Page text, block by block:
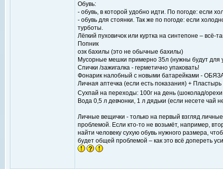
Обувь:
- обувь, в которой удобно идти. По погоде: если
- обувь для стоянки. Так же по погоде: если
турботы.
Лёгкий пуховичок или куртка на синтепоне – всё-
Попник
озк бахилы (это не обычные бахилы)
Мусорные мешки примерно 35л (нужны будут для
Спички /зажигалка - герметично упаковать!
Фонарик налобный с новыми батарейками -
Личная аптечка (если есть показания) +
Сухпай на переходы: 100г на день (шоколад/
Вода 0,5 л девчонки, 1 л дядьки (если несете чай
Личные вещички - только на первый взгляд
проблемой. Если кто-то не возьмёт, например,
найти человеку сухую обувь нужного размера,
будет общей проблемой – как это всё допереть